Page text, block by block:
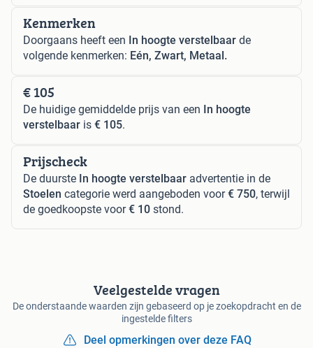
Kenmerken
Doorgaans heeft een In hoogte verstelbaar de
volgende kenmerken: Eén, Zwart, Metaal.
€ 105
De huidige gemiddelde prijs van een In hoogte
verstelbaar is € 105.
Prijscheck
De duurste In hoogte verstelbaar advertentie in de
Stoelen categorie werd aangeboden voor€ 750, terwijl
de goedkoopste voor€ 10 stond.
Veelgestelde vragen
De onderstaande waarden zijn gebaseerd op je zoekopdracht en de
ingestelde filters
Deel opmerkingen over deze FAQ